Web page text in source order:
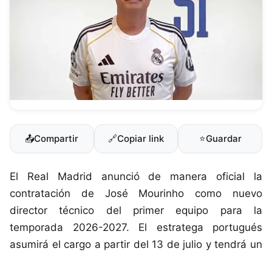
📤Compartir 🔗Copiar link ⭐Guardar
El Real Madrid anunció de manera oficial la
contratación de José Mourinho como nuevo
director técnico del primer equipo para la
temporada 2026-2027. El estratega portugués
asumirá el cargo a partir del 13 de julio y tendrá un